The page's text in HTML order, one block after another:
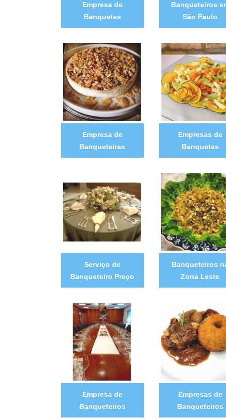
Empresa de
Banquetes
Banqueteiros
São Paulo
Empresa de
Banqueteiras
Empresas de
Banquetes
Serviço de
Banqueteiro Preço
Banqueteiros
Zona Leste
Empresa de
Banqueteiros
Empresas de
Banqueteiros